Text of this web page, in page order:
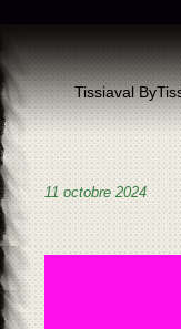
Tissiaval
11 octobre 2024